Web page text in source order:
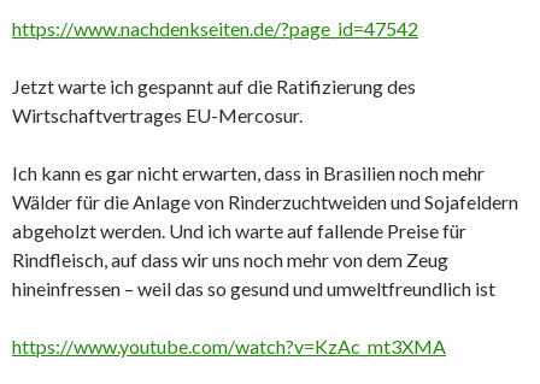
https://www.nachdenkseiten.de/?page_id=47542
Jetzt warte ich gespannt auf die Ratifizierung des
Wirtschaftvertrages EU-Mercosur.
Ich kann es gar nicht erwarten, dass in Brasilien noch mehr
Wälder für die Anlage von Rinderzuchtweiden und Sojafeldern
abgeholzt werden. Und ich warte auf fallende Preise für
Rindfleisch, auf dass wir uns noch mehr von dem Zeug
hineinfressen – weil das so gesund und umweltfreundlich ist
https://www.youtube.com/watch?v=KzAc_mt3XMA